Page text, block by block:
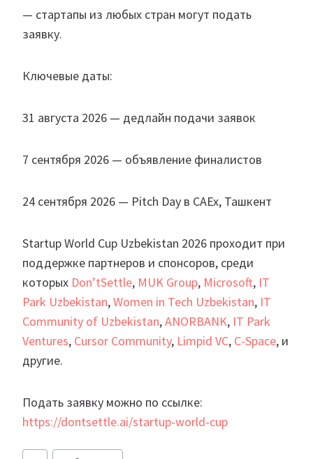
— стартапы из любых стран могут подать
заявку.
Ключевые даты:
31 августа 2026 — дедлайн подачи заявок
7 сентября 2026 — объявление финалистов
24 сентября 2026 — Pitch Day в CAEx, Ташкент
Startup World Cup Uzbekistan 2026 проходит при
поддержке партнеров и спонсоров, среди
которых Don’tSettle, MUK Group, Microsoft, IT
Park Uzbekistan,Women in Tech Uzbekistan, IT
Community of Uzbekistan,ANORBANK, IT Park
Ventures, Cursor Community, Limpid VC, C-Space, и
другие.
Подать заявку можно по ссылке:
https://dontsettle.ai/startup-world-cup
Метки